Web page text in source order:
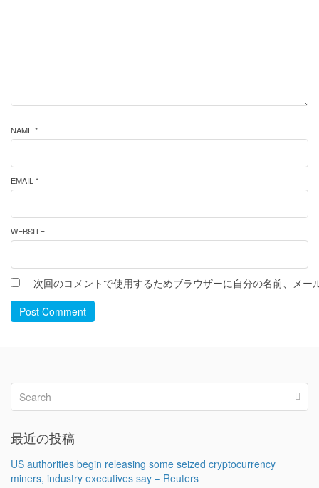
NAME *
EMAIL *
WEBSITE
次回のコメントで使用するためブラウザーに自分の名前、メー
Post Comment
最近の投稿
US authorities begin releasing some seized cryptocurrency
miners, industry executives say – Reuters